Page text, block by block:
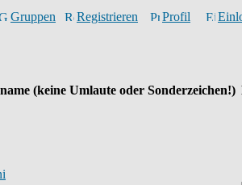
Gruppen Registrieren Profil
(keine Umlaute oder Sonderzeichen!)